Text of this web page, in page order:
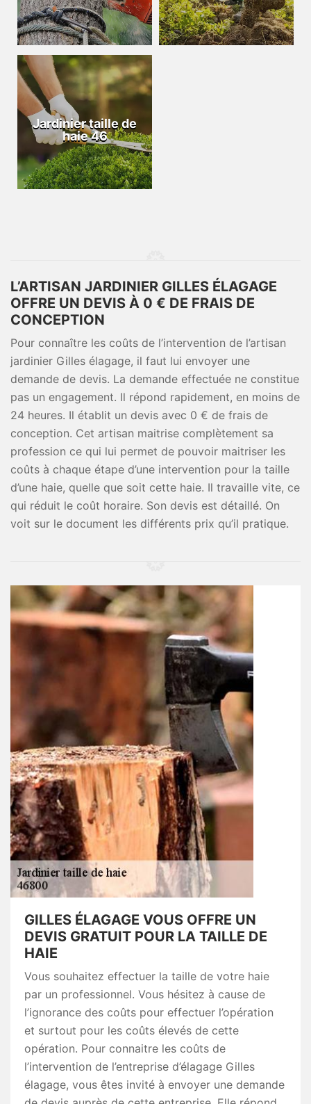
Jardinier taille de
haie 46
L’ARTISAN JARDINIER GILLES ÉLAGAGE
OFFRE UN DEVIS À 0 € DE FRAIS DE
CONCEPTION
Pour connaître les coûts de l’intervention de l’artisan
jardinier Gilles élagage, il faut lui envoyer une
demande de devis. La demande effectuée ne constitue
pas un engagement. Il répond rapidement, en moins de
24 heures. Il établit un devis avec 0 € de frais de
conception. Cet artisan maitrise complètement sa
profession ce qui lui permet de pouvoir maitriser les
coûts à chaque étape d’une intervention pour la taille
d’une haie, quelle que soit cette haie. Il travaille vite, ce
qui réduit le coût horaire. Son devis est détaillé. On
voit sur le document les différents prix qu’il pratique.
GILLES ÉLAGAGE VOUS OFFRE UN
DEVIS GRATUIT POUR LA TAILLE DE
HAIE
Vous souhaitez effectuer la taille de votre haie
par un professionnel. Vous hésitez à cause de
l’ignorance des coûts pour effectuer l’opération
et surtout pour les coûts élevés de cette
opération. Pour connaitre les coûts de
l’intervention de l’entreprise d’élagage Gilles
élagage, vous êtes invité à envoyer une demande